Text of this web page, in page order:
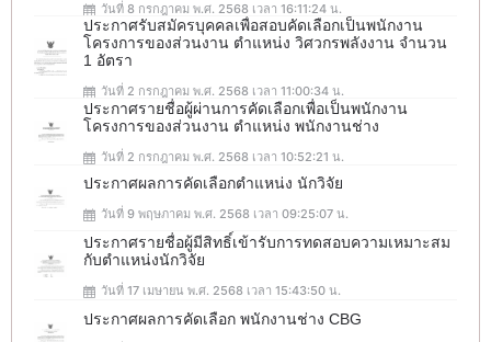
วันที่ 8 กรกฎาคม พ.ศ. 2568 เวลา 16:11:24 น.
ประกาศรับสมัครบุคคลเพื่อสอบคัดเลือกเป็นพนักงาน
โครงการของส่วนงาน ตำแหน่ง วิศวกรพลังงาน จำนวน
1 อัตรา
วันที่ 2 กรกฎาคม พ.ศ. 2568 เวลา 11:00:34 น.
ประกาศรายชื่อผู้ผ่านการคัดเลือกเพื่อเป็นพนักงาน
โครงการของส่วนงาน ตำแหน่ง พนักงานช่าง
วันที่ 2 กรกฎาคม พ.ศ. 2568 เวลา 10:52:21 น.
ประกาศผลการคัดเลือกตำแหน่ง นักวิจัย
วันที่ 9 พฤษภาคม พ.ศ. 2568 เวลา 09:25:07 น.
ประกาศรายชื่อผู้มีสิทธิ์เข้ารับการทดสอบความเหมาะสม
กับตำแหน่งนักวิจัย
วันที่ 17 เมษายน พ.ศ. 2568 เวลา 15:43:50 น.
ประกาศผลการคัดเลือก พนักงานช่าง CBG